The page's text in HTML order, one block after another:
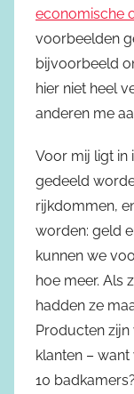
economische
voorbeelden
bijvoorbeeld
hier niet heel
anderen me
Voor mij ligt in
gedeeld
rijkdommen,
worden: geld
kunnen we
hoe meer. Als
hadden ze
Producten
klanten – want
10